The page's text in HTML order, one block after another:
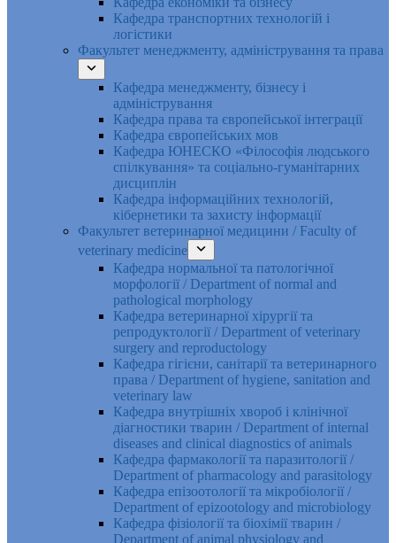
Кафедра транспортних технологій і
логістики
Факультет менеджменту, адміністрування та права
Кафедра менеджменту, бізнесу і
адміністрування
Кафедра права та європейської інтеграції
Кафедра європейських мов
Кафедра ЮНЕСКО «Філософія людського
спілкування» та соціально-гуманітарних
дисциплін
Кафедра інформаційних технологій,
кібернетики та захисту інформації
Факультет ветеринарної медицини / Faculty of
veterinary medicine
Кафедра нормальної та патологічної
морфології / Department of normal and
pathological morphology
Кафедра ветеринарної хірургії та
репродуктології / Department of veterinary
surgery and reproductology
Кафедра гігієни, санітарії та ветеринарного
права / Department of hygiene, sanitation and
veterinary law
Кафедра внутрішніх хвороб і клінічної
діагностики тварин / Department of internal
diseases and clinical diagnostics of animals
Кафедра фармакології та паразитології /
Department of pharmacology and parasitology
Кафедра епізоотології та мікробіології /
Department of epizootology and microbiology
Кафедра фізіології та біохімії тварин /
Department of animal physiology and